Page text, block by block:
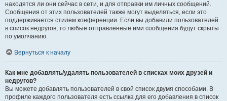
находятся ли они сейчас в сети, и для отправки им личных сообщений.
Сообщения от этих пользователей также могут выделяться, если это
поддерживается стилем конференции. Если вы добавили пользователей
в список недругов, то любые отправленные ими сообщения будут скрыты
по умолчанию.
Вернуться к началу
Как мне добавлять/удалять пользователей в списках моих друзей и
недругов?
Вы можете добавлять пользователей в свой список двумя способами. В
профиле каждого пользователя есть ссылка для его добавления в список